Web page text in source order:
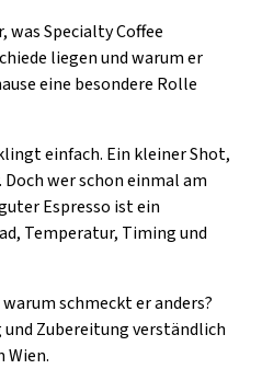
was Specialty Coffee
liegen und warum er
eine besondere Rolle
einfach. Ein kleiner Shot,
Doch wer schon einmal am
Espresso ist ein
Temperatur, Timing und
schmeckt er anders?
Zubereitung verständlich
Wien.